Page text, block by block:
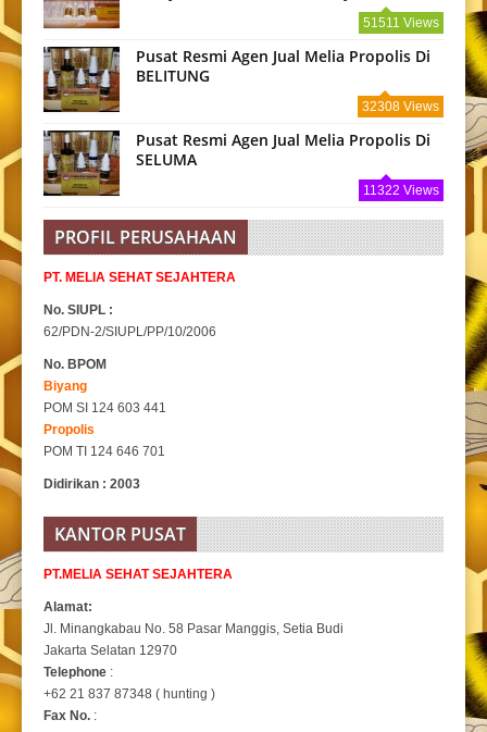
51511 Views
Pusat Resmi Agen Jual Melia Propolis Di
BELITUNG
32308 Views
Pusat Resmi Agen Jual Melia Propolis Di
SELUMA
11322 Views
PROFIL PERUSAHAAN
PT. MELIA SEHAT SEJAHTERA
No. SIUPL :
62/PDN-2/SIUPL/PP/10/2006
No. BPOM
Biyang
POM SI 124 603 441
Propolis
POM TI 124 646 701
Didirikan : 2003
KANTOR PUSAT
PT.MELIA SEHAT SEJAHTERA
Alamat:
Jl. Minangkabau No. 58 Pasar Manggis, Setia Budi
Jakarta Selatan 12970
Telephone :
+62 21 837 87348 ( hunting )
Fax No. :